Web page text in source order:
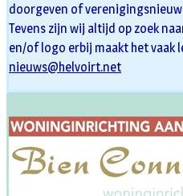
doorgeven of
Tevens zijn wij altijd op zoek
en/of logo erbij maakt het vaak
nieuws@helvoirt.net